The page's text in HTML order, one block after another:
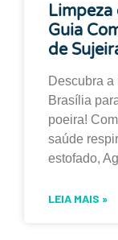
Limpeza
Guia
de
Descubra
Brasília
poeira!
saúde
estofado,
LEIA MAIS »